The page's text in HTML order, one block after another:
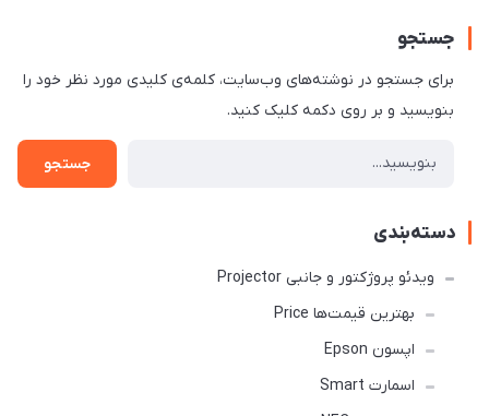
جستجو
برای جستجو در نوشته‌های وب‌سایت، کلمه‌ی کلیدی مورد نظر خود را
بنویسید و بر روی دکمه کلیک کنید.
جستجو
دسته‌بندی
ویدئو پروژکتور و جانبی Projector
بهترین قیمت‌ها Price
اپسون Epson
اسمارت Smart